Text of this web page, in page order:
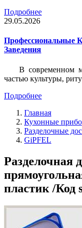
Подробнее
29.05.2026
Профессиональные
Заведения
В современном
частью культуры,
Подробнее
Главная
Кухонные
Разделочные
GiPFEL
Разделочная
пластик /Код